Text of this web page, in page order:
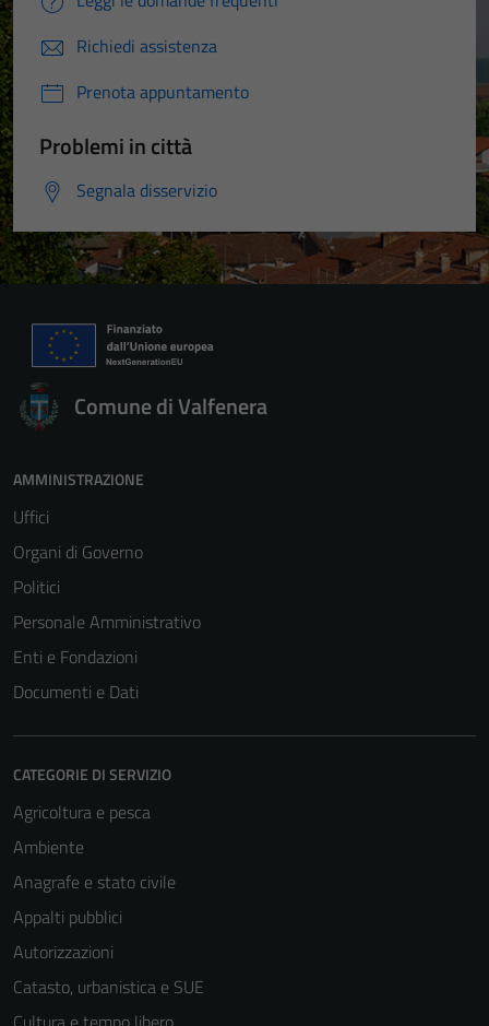
Richiedi assistenza
Prenota appuntamento
Problemi in città
Segnala disservizio
Comune di Valfenera
AMMINISTRAZIONE
Uffici
Organi di Governo
Politici
Personale Amministrativo
Enti e Fondazioni
Documenti e Dati
CATEGORIE DI SERVIZIO
Agricoltura e pesca
Ambiente
Anagrafe e stato civile
Appalti pubblici
Autorizzazioni
Catasto, urbanistica e SUE